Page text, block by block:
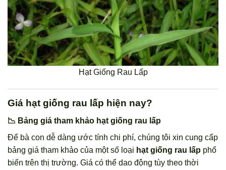
Hạt Giống Rau Lấp
Giá hạt giống rau lấp hiện nay?
📉 Bảng giá tham khảo hạt giống rau lấp
Để bà con dễ dàng ước tính chi phí, chúng tôi xin cung cấp
bảng giá tham khảo của một số loại hạt giống rau lấp phổ
biến trên thị trường. Giá có thể dao động tùy theo thời